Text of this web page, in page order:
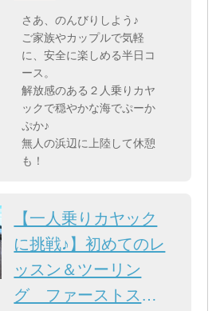
さあ、のんびりしよう♪
ご家族やカップルで気軽
に、安全に楽しめる半日コ
ース。
解放感のある２人乗りカヤ
ックで穏やかな海でぷーか
ぷか♪
無人の浜辺に上陸して休憩
も！
【一人乗りカヤック
に挑戦♪】初めてのレ
ッスン＆ツーリン
グ ファーストステ